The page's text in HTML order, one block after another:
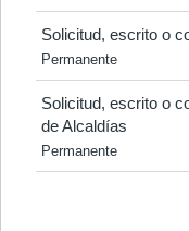
Solicitud, escrito o
Permanente
Solicitud, escrito o
de Alcaldías
Permanente